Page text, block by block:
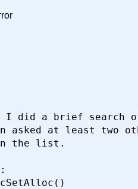
I did a brief search
asked at least two
the list.